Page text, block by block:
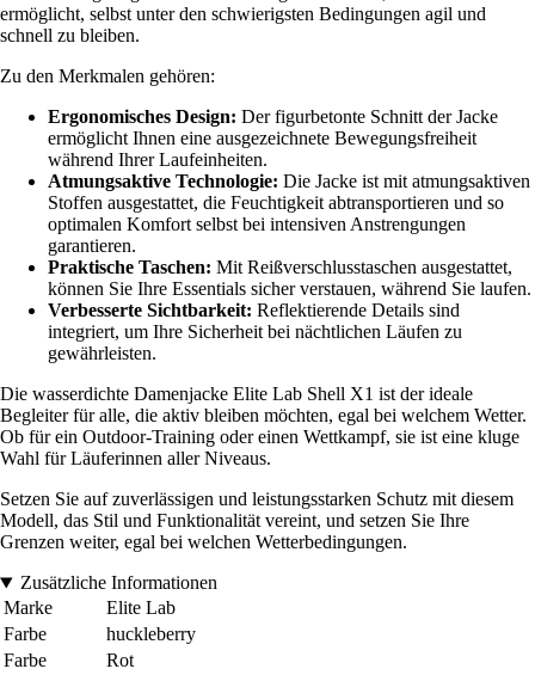
ermöglicht, selbst unter den schwierigsten Bedingungen agil und
schnell zu bleiben.
Zu den Merkmalen gehören:
Ergonomisches Design: Der figurbetonte Schnitt der Jacke
ermöglicht Ihnen eine ausgezeichnete Bewegungsfreiheit
während Ihrer Laufeinheiten.
Atmungsaktive Technologie: Die Jacke ist mit atmungsaktiven
Stoffen ausgestattet, die Feuchtigkeit abtransportieren und so
optimalen Komfort selbst bei intensiven Anstrengungen
garantieren.
Praktische Taschen: Mit Reißverschlusstaschen ausgestattet,
können Sie Ihre Essentials sicher verstauen, während Sie laufen.
Verbesserte Sichtbarkeit: Reflektierende Details sind
integriert, um Ihre Sicherheit bei nächtlichen Läufen zu
gewährleisten.
Die wasserdichte Damenjacke Elite Lab Shell X1 ist der ideale
Begleiter für alle, die aktiv bleiben möchten, egal bei welchem Wetter.
Ob für ein Outdoor-Training oder einen Wettkampf, sie ist eine kluge
Wahl für Läuferinnen aller Niveaus.
Setzen Sie auf zuverlässigen und leistungsstarken Schutz mit diesem
Modell, das Stil und Funktionalität vereint, und setzen Sie Ihre
Grenzen weiter, egal bei welchen Wetterbedingungen.
Zusätzliche Informationen
Marke
Elite Lab
Farbe
huckleberry
Farbe
Rot